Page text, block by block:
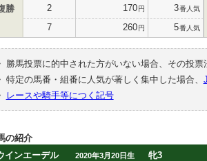
勝 2 170円 3番人気
7 260円 5番人気
勝馬投票に的中された方がいない場合、その投
特定の馬番・組番に人気が著しく集中した場合、
レースや騎手等につく記号
の紹介
インエーデル
2020年3月20日生 牝3